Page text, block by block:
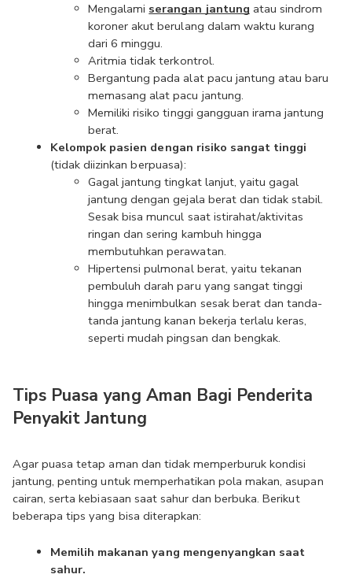
Mengalami serangan jantung atau sindrom
koroner akut berulang dalam waktu kurang
dari 6 minggu.
Aritmia tidak terkontrol.
Bergantung pada alat pacu jantung atau baru
memasang alat pacu jantung.
Memiliki risiko tinggi gangguan irama jantung
berat.
(tidak diizinkan berpuasa):
Gagal jantung tingkat lanjut, yaitu gagal
jantung dengan gejala berat dan tidak stabil.
Sesak bisa muncul saat istirahat/aktivitas
ringan dan sering kambuh hingga
membutuhkan perawatan.
Hipertensi pulmonal berat, yaitu tekanan
pembuluh darah paru yang sangat tinggi
hingga menimbulkan sesak berat dan tanda-
tanda jantung kanan bekerja terlalu keras,
seperti mudah pingsan dan bengkak.
Tips Puasa yang Aman Bagi Penderita
Penyakit Jantung
Agar puasa tetap aman dan tidak memperburuk kondisi
jantung, penting untuk memperhatikan pola makan, asupan
cairan, serta kebiasaan saat sahur dan berbuka. Berikut
beberapa tips yang bisa diterapkan:
Memilih makanan yang mengenyangkan saat
sahur.